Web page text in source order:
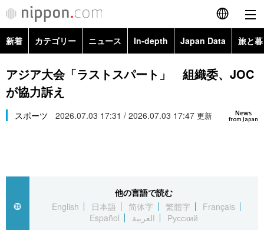
English
简体字
Русский
カテゴリー
経済・ビジネス
国際
トップ
アーカイブ
In-depth
Japan Data
新着 カテゴリー ニュース In-depth Japan Data 旅と
政治・外交
経済・ビジネス
Topics
アジア大会「ラストスパート」 組織委、JOC
が協力訴え
News
from Japan
スポーツ 2026.07.03 17:31 / 2026.07.03 17:47 更新
他の言語で読む
English
日本語 简体字 繁體字
Français
Español
العربية Русский